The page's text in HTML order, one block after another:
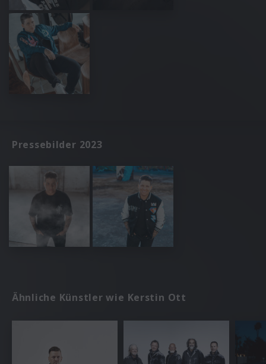
Pressebilder 2023
Ähnliche Künstler wie Kerstin Ott